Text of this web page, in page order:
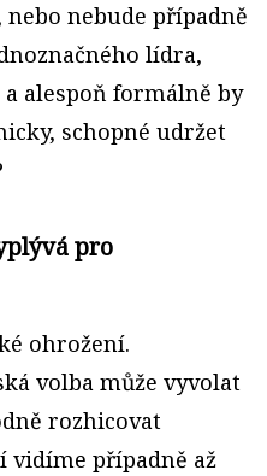
nebude případně
lídra,
alespoň formálně by
schopné udržet
pro
ohrožení.
volba může vyvolat
rozhicovat
vidíme případně až